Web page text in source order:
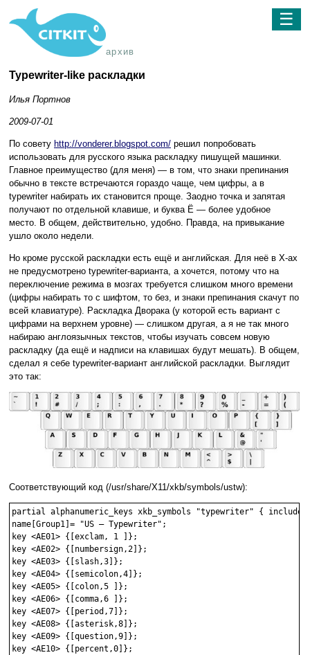
архив
☰
Typewriter-like раскладки
Илья Портнов
2009-07-01
По совету http://vonderer.blogspot.com/ решил попробовать
использовать для русского языка раскладку пишущей машинки.
Главное преимущество (для меня) — в том, что знаки препинания
обычно в тексте встречаются гораздо чаще, чем цифры, а в
typewriter набирать их становится проще. Заодно точка и запятая
получают по отдельной клавише, и буква Ё — более удобное
место. В общем, действительно, удобно. Правда, на привыкание
ушло около недели.
Но кроме русской раскладки есть ещё и английская. Для неё в X-ах
не предусмотрено typewriter-варианта, а хочется, потому что на
переключение режима в мозгах требуется слишком много времени
(цифры набирать то с шифтом, то без, и знаки препинания скачут по
всей клавиатуре). Раскладка Дворака (у которой есть вариант с
цифрами на верхнем уровне) — слишком другая, а я не так много
набираю англоязычных текстов, чтобы изучать совсем новую
раскладку (да ещё и надписи на клавишах будут мешать). В общем,
сделал я себе typewriter-вариант английской раскладки. Выглядит
это так:
Соответствующий код (/usr/share/X11/xkb/symbols/ustw):
partial alphanumeric_keys xkb_symbols "typewriter" {
name[Group1]= "US — Typewriter";
key <AE01> {[exclam, 1 ]};
key <AE02> {[numbersign,2]};
key <AE03> {[slash,3]};
key <AE04> {[semicolon,4]};
key <AE05> {[colon,5 ]};
key <AE06> {[comma,6 ]};
key <AE07> {[period,7]};
key <AE08> {[asterisk,8]};
key <AE09> {[question,9]};
key <AE10> {[percent,0]};